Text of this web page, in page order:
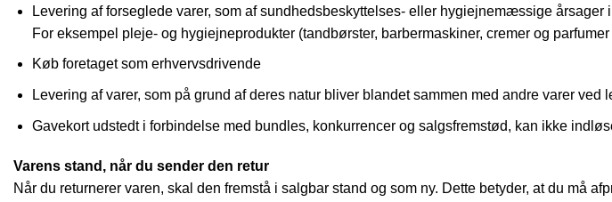
Levering af forseglede varer, som af sundhedsbeskyttelses- eller hygiejnemæssige
For eksempel pleje- og hygiejneprodukter (tandbørster, barbermaskiner, cremer og
Køb foretaget som erhvervsdrivende
Levering af varer, som på grund af deres natur bliver blandet sammen med andre varer
Gavekort udstedt i forbindelse med bundles, konkurrencer og salgsfremstød, kan ikke
Varens stand, når du sender den retur
Når du returnerer varen, skal den fremstå i salgbar stand og som ny. Dette betyder, at du må